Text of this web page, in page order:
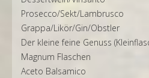
Prosecco/Sekt/Lambrusco
Grappa/Likör/Gin/Obstler
Der kleine feine Genuss
Magnum Flaschen
Aceto Balsamico